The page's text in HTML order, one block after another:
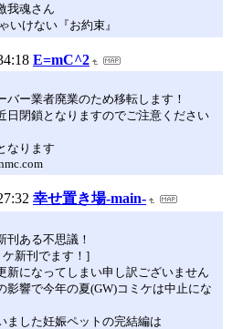
我魂さん
いけない『お約束』
E=mC^2
バー業者廃業のため移転します！
日閉鎖となりますのでご注意ください
なります
幸せ置き場-main-
刊ある不思議！
新刊でます！]
新になってしまい申し訳ございません
影響で今年の夏(GW)コミケは中止にな
ました妊娠ペットの完結編は